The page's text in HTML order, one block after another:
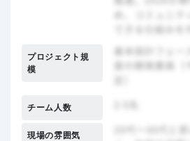
プロジェクト規
模
チーム人数
現場の雰囲気